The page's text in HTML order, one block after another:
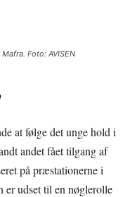
Foto: AVISEN
at følge det unge hold i
andet fået tilgang af
på præstationerne i
er udset til en nøglerolle